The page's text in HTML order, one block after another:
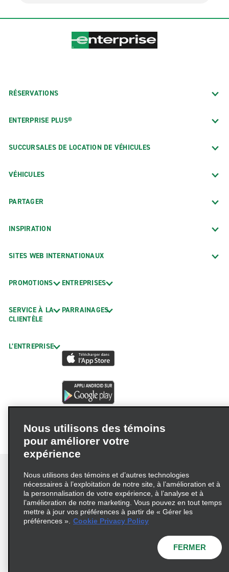
RÉSERVATIONS
ENTERPRISE PLUS®
SUCCURSALES DE LOCATION DE VÉHICULES
VÉHICULES
PARTAGER
INSPIRATION
SITES WEB INTERNATIONAUX
PROMOTIONS
SERVICE À LA
CLIENTÈLE
L’ENTREPRISE
ENTREPRISES
PARRAINAGES
Conditions d’utilisation
Politique de confidentialité
Politique sur les fichiers témoins
© 2026 Enterprise Holdings, Inc. Tous droits réservés
Nous utilisons des témoins
pour améliorer votre
expérience
Nous utilisons des témoins et d’autres technologies
nécessaires à l’exploitation de notre site, à l’amélioration et à
la personnalisation de votre expérience, à l’analyse et à
l’amélioration de notre marketing. Vous pouvez en tout temps
mettre à jour vos préférences à partir de « Gérer les
préférences ». Cookie Privacy Policy
FERMER